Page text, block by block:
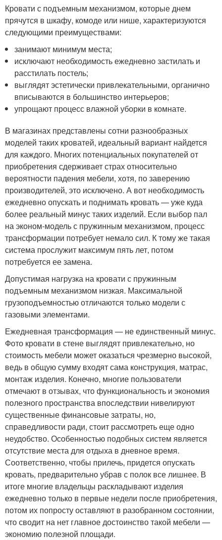
Кровати с подъемным механизмом, которые днем
прячутся в шкафу, комоде или нише, характеризуются
следующими преимуществами:
занимают минимум места;
исключают необходимость ежедневно застилать и
расстилать постель;
выглядят эстетически привлекательными, органично
вписываются в большинство интерьеров;
упрощают процесс влажной уборки в комнате.
В магазинах представлены сотни разнообразных
моделей таких кроватей, идеальный вариант найдется
для каждого. Многих потенциальных покупателей от
приобретения сдерживает страх относительно
вероятности падения мебели, хотя, по заверению
производителей, это исключено. А вот необходимость
ежедневно опускать и поднимать кровать — уже куда
более реальный минус таких изделий. Если выбор пал
на эконом-модель с пружинным механизмом, процесс
трансформации потребует немало сил. К тому же такая
система прослужит максимум пять лет, потом
потребуется ее замена.
Допустимая нагрузка на кровати с пружинным
подъемным механизмом низкая. Максимальной
грузоподъемностью отличаются только модели с
газовыми элементами.
Ежедневная трансформация — не единственный минус.
Фото кровати в стене выглядят привлекательно, но
стоимость мебели может оказаться чрезмерно высокой,
ведь в общую сумму входят сама конструкция, матрас,
монтаж изделия. Конечно, многие пользователи
отмечают в отзывах, что функциональность и экономия
полезного пространства впоследствии нивелируют
существенные финансовые затраты, но,
справедливости ради, стоит рассмотреть еще одно
неудобство. Особенностью подобных систем является
отсутствие места для отдыха в дневное время.
Соответственно, чтобы прилечь, придется опускать
кровать, предварительно убрав с полок все лишнее. В
итоге многие владельцы раскладывают изделия
ежедневно только в первые недели после приобретения,
потом их попросту оставляют в разобранном состоянии,
что сводит на нет главное достоинство такой мебели —
экономию полезной площади.